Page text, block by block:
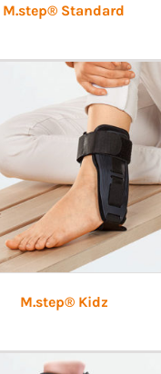
M.step® Standard
M.step® Kidz